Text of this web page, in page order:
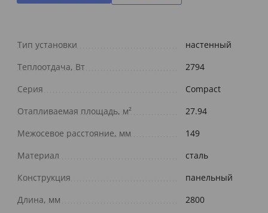
Тип установки
настенный
Теплоотдача, Вт
2794
Серия
Compact
Отапливаемая площадь, м²
27.94
Межосевое расстояние, мм
149
Материал
сталь
Конструкция
панельный
Длина, мм
2800